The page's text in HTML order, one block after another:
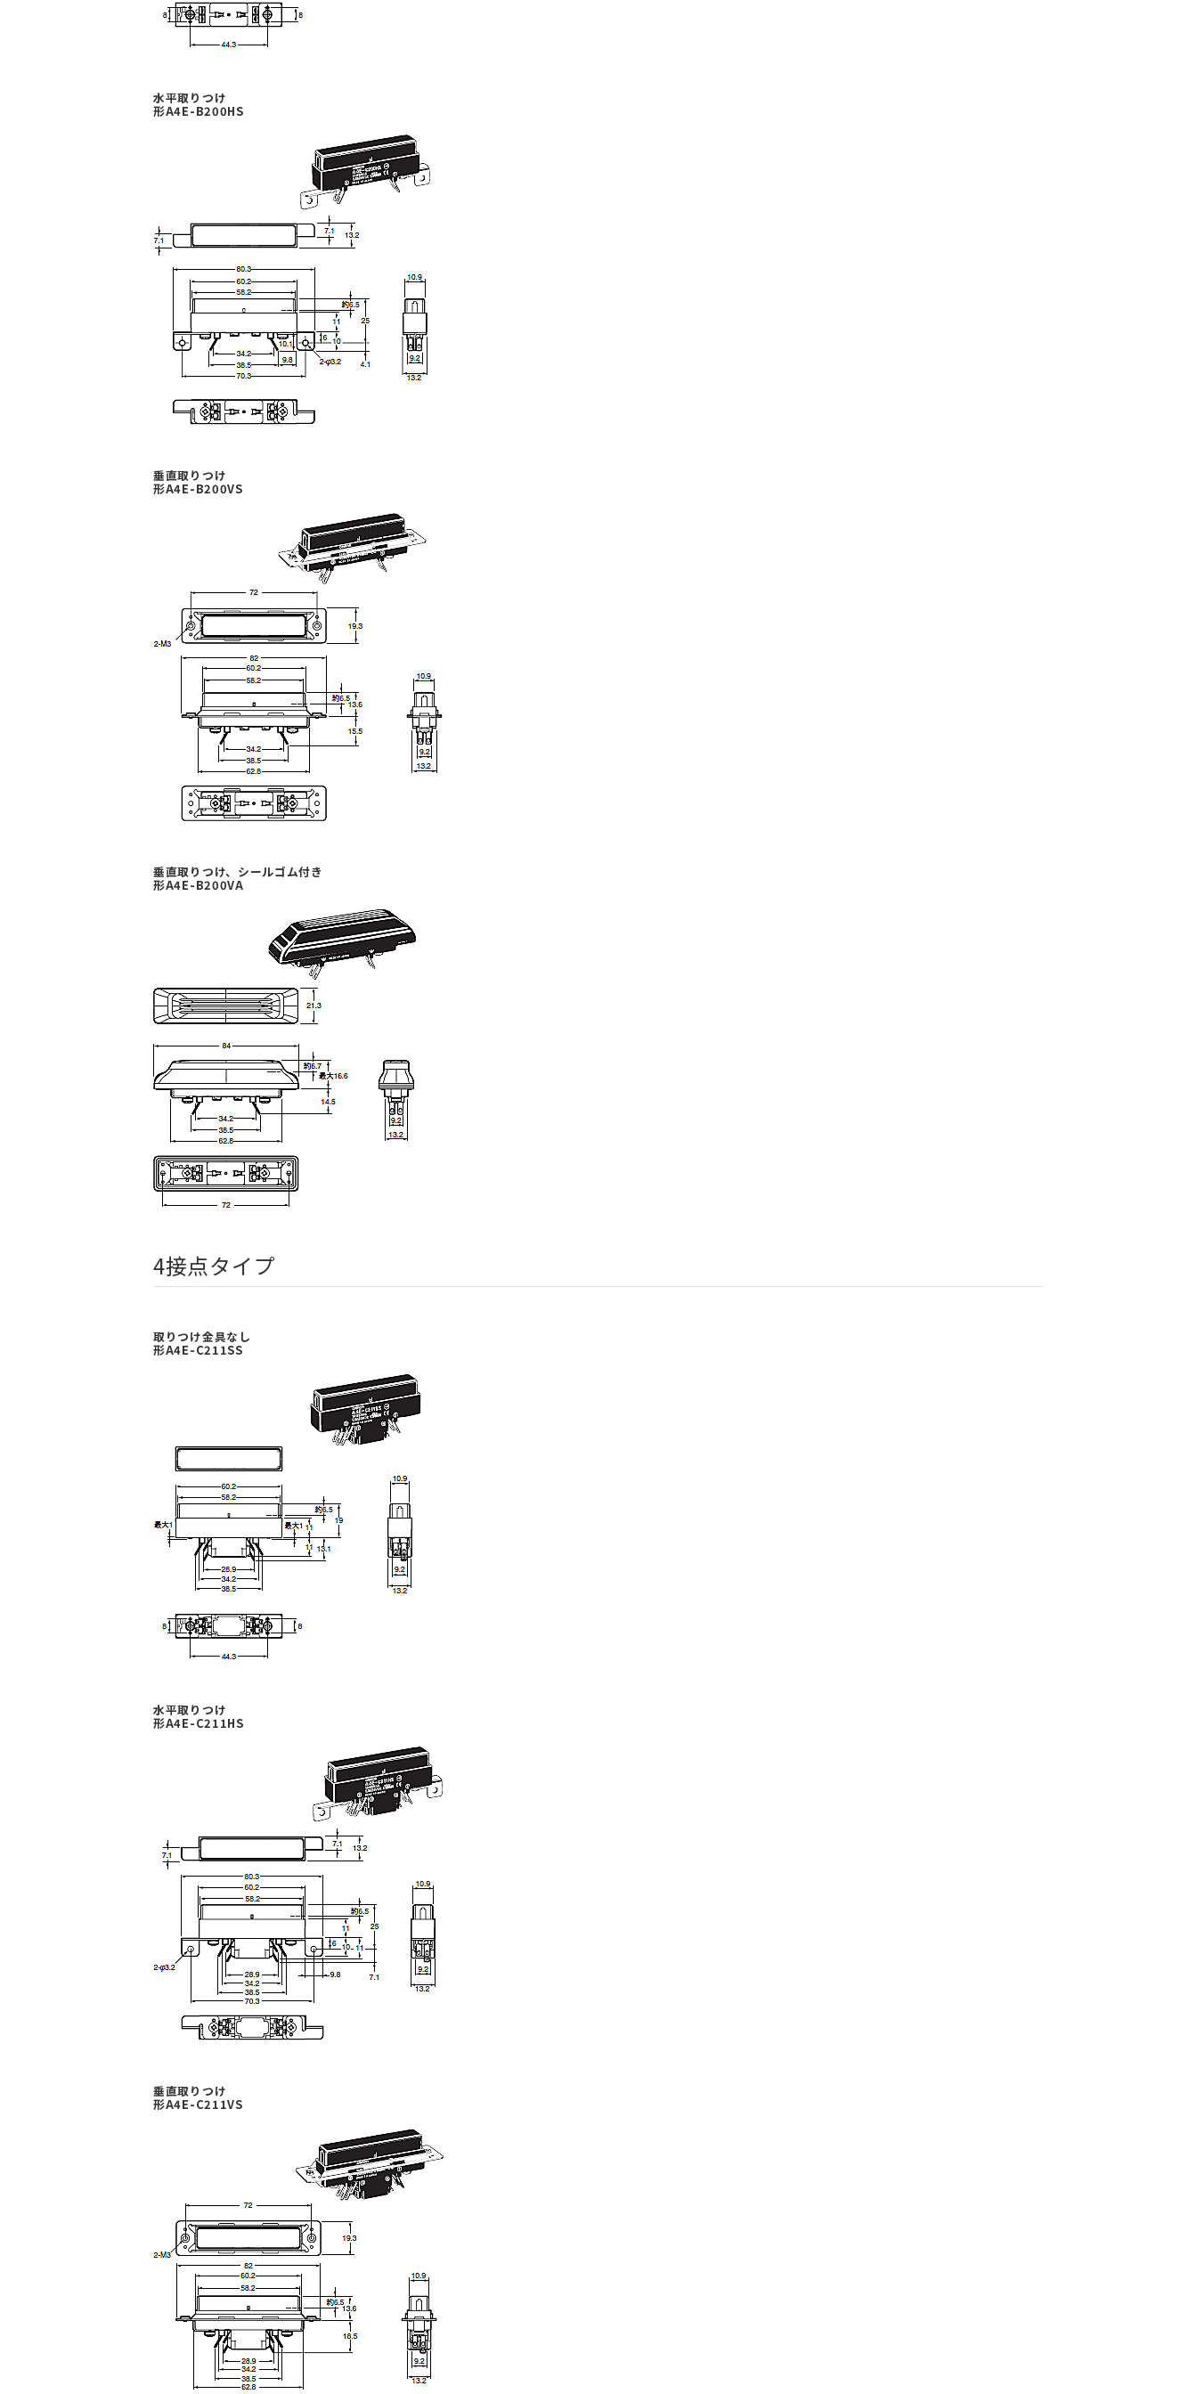
水平取りつけ
形A4E-B200HS
垂直取りつけ
形A4E-B200VS
垂直取りつけ、シールゴム付き
形A4E-B200VA
4接点タイプ
取りつけ金具なし
形A4E-C211SS
水平取りつけ
形A4E-C211HS
垂直取りつけ
形A4E-C211VS